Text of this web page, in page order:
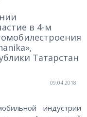
в 4-м
Татарстан
09.04.2018
индустрии